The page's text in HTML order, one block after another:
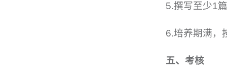
5.撰写至少1
6.培养期满，
五、考核